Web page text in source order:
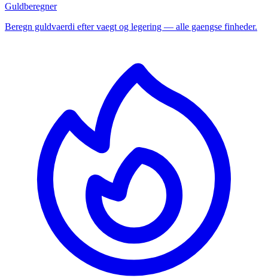
Guldberegner
Beregn guldvaerdi efter vaegt og legering — alle gaengse finheder.